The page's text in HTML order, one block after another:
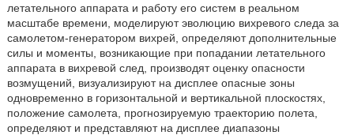
летательного аппарата и работу его систем в реальном
масштабе времени, моделируют эволюцию вихревого следа за
самолетом-генератором вихрей, определяют дополнительные
силы и моменты, возникающие при попадании летательного
аппарата в вихревой след, производят оценку опасности
возмущений, визуализируют на дисплее опасные зоны
одновременно в горизонтальной и вертикальной плоскостях,
положение самолета, прогнозируемую траекторию полета,
определяют и представляют на дисплее диапазоны